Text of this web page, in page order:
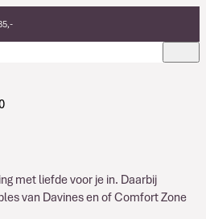
met liefde voor je in. Daarbij
van Davines en of Comfort Zone